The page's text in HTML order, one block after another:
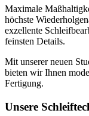
Maximale
höchste
exzellente
feinsten Details.
Mit unserer neuen
bieten wir Ihnen
Fertigung.
Unsere